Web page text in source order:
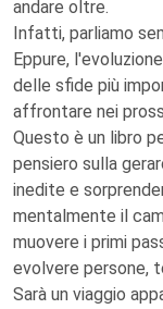
andare oltre.
Infatti, parliamo
Eppure,
delle sfide più
affrontare nei
Questo è un libro
pensiero sulla
inedite e
mentalmente il
muovere i primi
evolvere persone,
Sarà un viaggio